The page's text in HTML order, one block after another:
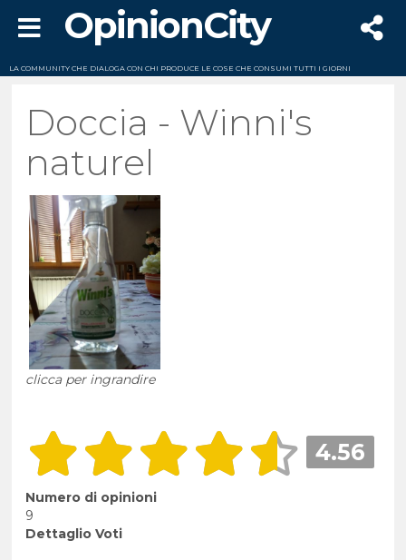
OpinionCity
LA COMMUNITY CHE DIALOGA CON CHI PRODUCE LE COSE CHE CONSUMI TUTTI I GIORNI
Doccia - Winni's
naturel
clicca per ingrandire
4.56
Numero di opinioni
9
Dettaglio Voti